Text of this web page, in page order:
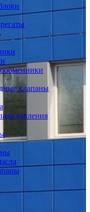
клапаны
давления